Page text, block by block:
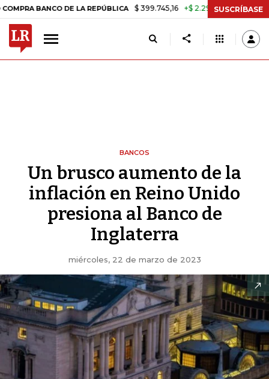
DE LA REPÚBLICA $ 399.745,16 +$ 2.295,71 +0,58% TASA DE
SUSCRÍBASE
BANCOS
Un brusco aumento de la
inflación en Reino Unido
presiona al Banco de
Inglaterra
miércoles, 22 de marzo de 2023